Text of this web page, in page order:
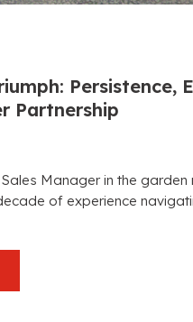
: Persistence,
Partnership
Manager in the garden
of experience